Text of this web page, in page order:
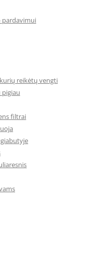
pardavimui
reikėtų vengti
filtrai